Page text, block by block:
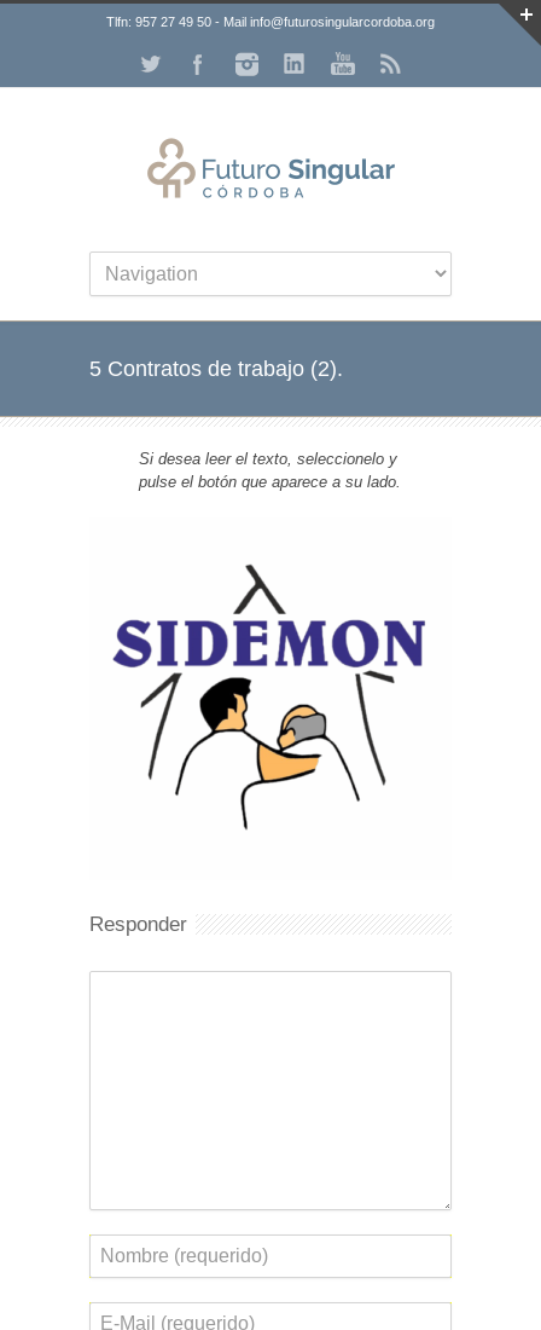
Tlfn: 957 27 49 50 - Mail info@futurosingularcordoba.org
5 Contratos de trabajo (2).
Si desea leer el texto, seleccionelo y
pulse el botón que aparece a su lado.
Responder
Nombre
Correo